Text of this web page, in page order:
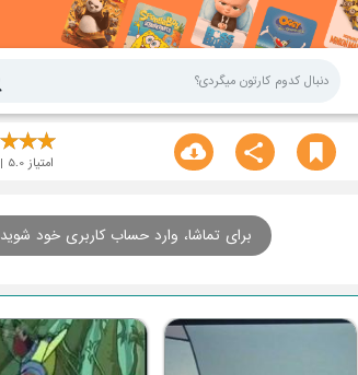
امتیاز 5.0
برای تماشا، وارد حساب کاربری خود شوید